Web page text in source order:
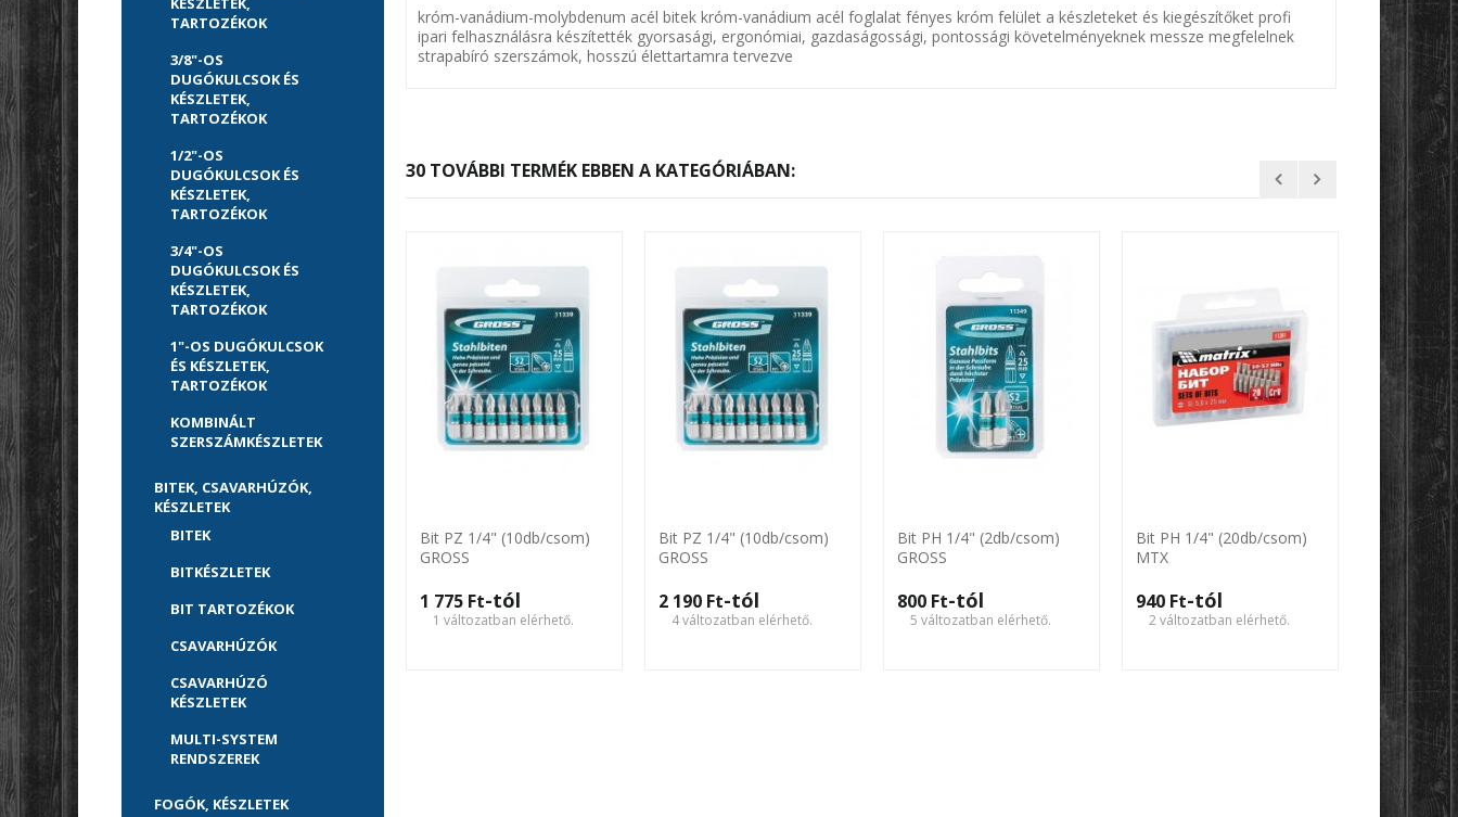
TARTOZÉKOK
3/8"-OS
DUGÓKULCSOK ÉS
KÉSZLETEK,
TARTOZÉKOK
1/2"-OS
DUGÓKULCSOK ÉS
KÉSZLETEK,
TARTOZÉKOK
3/4"-OS
DUGÓKULCSOK ÉS
KÉSZLETEK,
TARTOZÉKOK
1"-OS DUGÓKULCSOK
ÉS KÉSZLETEK,
TARTOZÉKOK
KOMBINÁLT
SZERSZÁMKÉSZLETEK
BITEK, CSAVARHÚZÓK,
KÉSZLETEK
BITEK
BITKÉSZLETEK
BIT TARTOZÉKOK
CSAVARHÚZÓK
CSAVARHÚZÓ
KÉSZLETEK
MULTI-SYSTEM
RENDSZEREK
FOGÓK, KÉSZLETEK
króm-vanádium-molybdenum acél bitek króm-vanádium acél foglalat fényes króm felület a készleteket és kiegészítőket profi
ipari felhasználásra készítették gyorsasági, ergonómiai, gazdaságossági, pontossági követelményeknek messze megfelelnek
strapabíró szerszámok, hosszú élettartamra tervezve
30 TOVÁBBI TERMÉK EBBEN A KATEGÓRIÁBAN:
Bit PZ 1/4" (10db/csom)
GROSS
1 775 Ft‎-tól
1 változatban elérhető.
Bit PZ 1/4" (10db/csom)
GROSS
2 190 Ft‎-tól
4 változatban elérhető.
Bit PH 1/4" (2db/csom)
GROSS
800 Ft‎-tól
5 változatban elérhető.
Bit PH 1/4" (20db/csom)
MTX
940 Ft‎-tól
2 változatban elérhető.
Bit PH 1/